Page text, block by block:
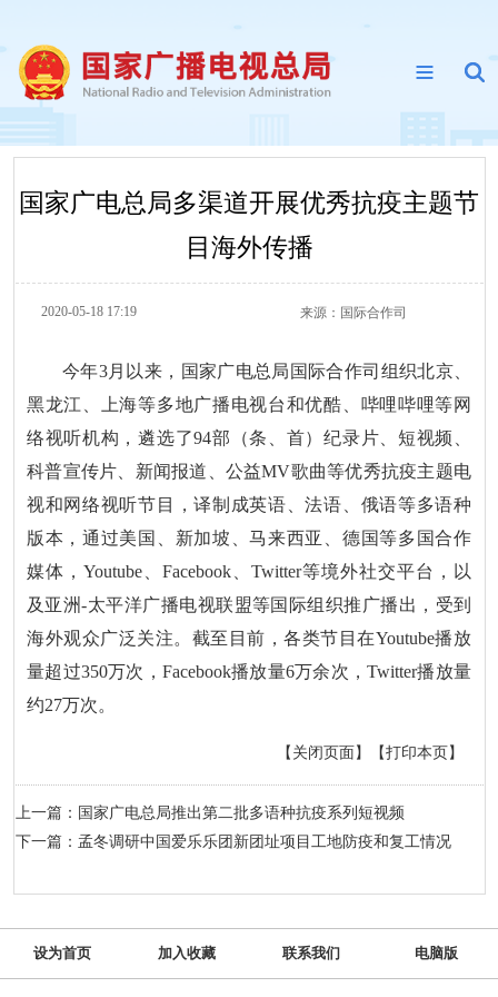
国家广电总局多渠道开展优秀抗疫主题节
目海外传播
2020-05-18 17:19 来源： 国际合作司
今年3月以来，国家广电总局国际合作司组织北京、
黑龙江、上海等多地广播电视台和优酷、哔哩哔哩等网
络视听机构，遴选了94部（条、首）纪录片、短视频、
科普宣传片、新闻报道、公益MV歌曲等优秀抗疫主题电
视和网络视听节目，译制成英语、法语、俄语等多语种
版本，通过美国、新加坡、马来西亚、德国等多国合作
媒体，Youtube、Facebook、Twitter等境外社交平台，以
及亚洲-太平洋广播电视联盟等国际组织推广播出，受到
海外观众广泛关注。截至目前，各类节目在Youtube播放
量超过350万次，Facebook播放量6万余次，Twitter播放量
约27万次。
【打印本页】
【关闭页面】
上一篇：国家广电总局推出第二批多语种抗疫系列短视频
下一篇：孟冬调研中国爱乐乐团新团址项目工地防疫和复工情况
设为首页 加入收藏 联系我们 电脑版